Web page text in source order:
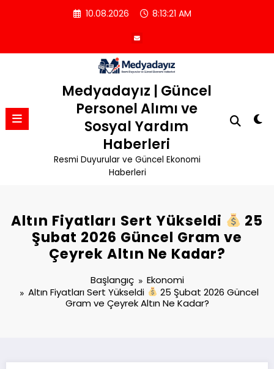
10.08.2026 8:13:22 AM
Medyadayız | Güncel
Personel Alımı ve
Sosyal Yardım
Haberleri
Resmi Duyurular ve Güncel Ekonomi
Haberleri
Altın Fiyatları Sert Yükseldi
25
Şubat 2026 Güncel Gram ve
Çeyrek Altın Ne Kadar?
Başlangıç
Ekonomi
Altın Fiyatları Sert Yükseldi
25 Şubat 2026 Güncel
Gram ve Çeyrek Altın Ne Kadar?